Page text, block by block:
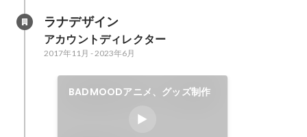
ラナデザイン
アカウントディレクター
2017年11月 - 2023年6月
BADMOODアニメ、グッズ制作